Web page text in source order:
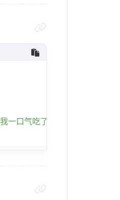
口气吃了半碟问老婆：“